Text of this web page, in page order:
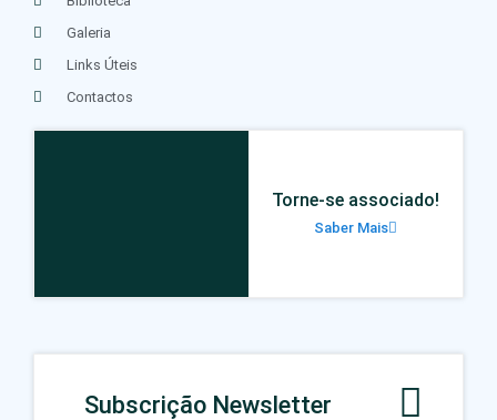
Galeria
Links Úteis
Contactos
Torne-se associado!
Saber Mais
Subscrição Newsletter